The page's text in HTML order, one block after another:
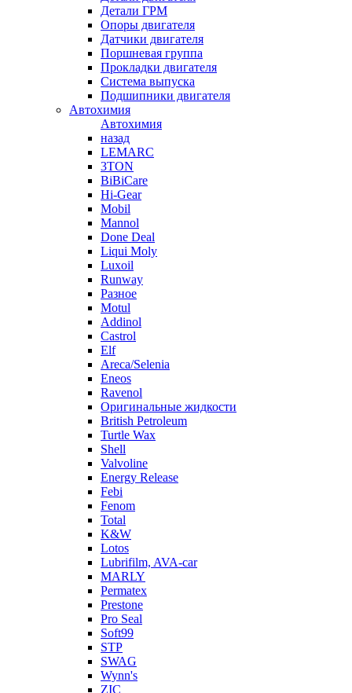
Детали ГРМ
Опоры двигателя
Датчики двигателя
Поршневая группа
Прокладки двигателя
Система выпуска
Подшипники двигателя
Автохимия
Автохимия
назад
LEMARC
3TON
BiBiCare
Hi-Gear
Mobil
Mannol
Done Deal
Liqui Moly
Luxoil
Runway
Разное
Motul
Addinol
Castrol
Elf
Areca/Selenia
Eneos
Ravenol
Оригинальные жидкости
British Petroleum
Turtle Wax
Shell
Valvoline
Energy Release
Febi
Fenom
Total
K&W
Lotos
Lubrifilm, AVA-car
MARLY
Permatex
Prestone
Pro Seal
Soft99
STP
SWAG
Wynn's
ZIC